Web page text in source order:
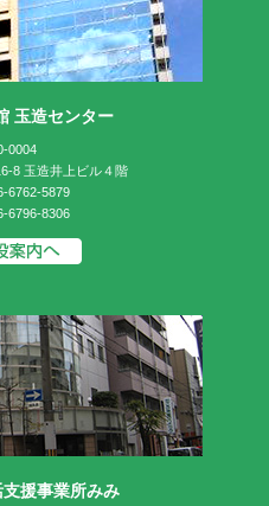
玉造センター
0004
8 玉造井上ビル４階
6762-5879
6796-8306
援事業所みみ